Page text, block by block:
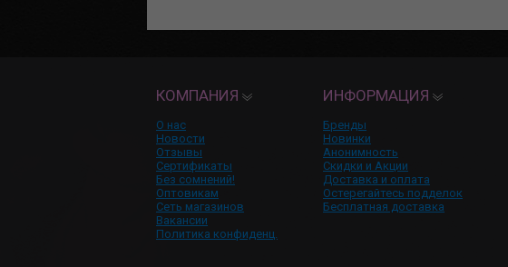
КОМПАНИЯ
О нас
Новости
Отзывы
Сертификаты
Без сомнений!
Оптовикам
Сеть магазинов
Вакансии
Политика конфиденц.
ИНФОРМАЦИЯ
Бренды
Новинки
Анонимность
Скидки и Акции
Доставка и оплата
Остерегайтесь подделок
Бесплатная доставка